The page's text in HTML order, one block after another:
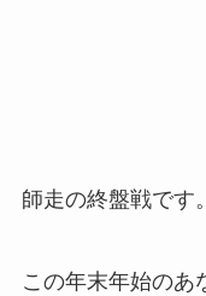
師走の終盤戦です。
この年末年始のあ